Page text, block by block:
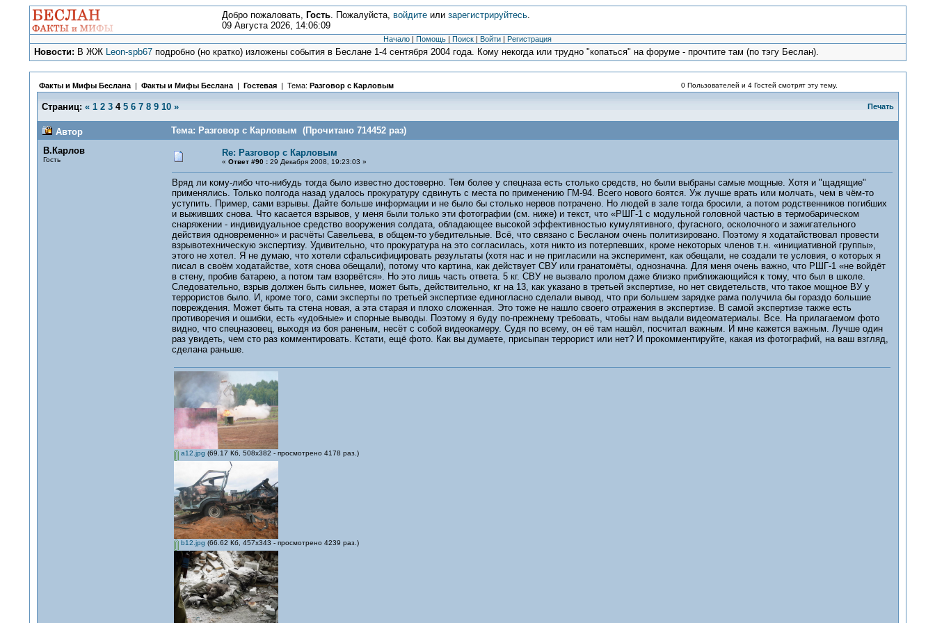
Добро пожаловать, Гость. Пожалуйста, войдитеили зарегистрируйтесь.
09 Августа 2026, 14:06:09
Начало | Помощь | Поиск | Войти | Регистрация
Новости: В ЖЖ Leon-spb67 подробно (но кратко) изложены события в Беслане 1-4 сентября 2004 года. Кому некогда или трудно "копаться" на форуме - прочтите там (по тэгу Беслан).
Факты и Мифы Беслана| Факты и Мифы Беслана| Гостевая | Тема: Разговор с Карловым 0 Пользователей и 4 Гостей смотрят эту тему.
Страниц: « 1 2 3 4 5 6 7 8 9 10 » Печать
Автор
Тема: Разговор с Карловым (Прочитано 714452 раз)
В.Карлов
Гость
Re: Разговор с Карловым
« Ответ #90 :29 Декабря 2008, 19:23:03 »
Вряд ли кому-либо что-нибудь тогда было известно достоверно. Тем более у спецназа есть столько средств, но были выбраны самые мощные. Хотя и "щадящие"
применялись. Только полгода назад удалось прокуратуру сдвинуть с места по применению ГМ-94. Всего нового боятся. Уж лучше врать или молчать, чем в чём-то
уступить. Пример, сами взрывы. Дайте больше информации и не было бы столько нервов потрачено. Но людей в зале тогда бросили, а потом родственников погибших
и выживших снова. Что касается взрывов, у меня были только эти фотографии (см. ниже) и текст, что «РШГ-1 с модульной головной частью в термобарическом
снаряжении - индивидуальное средство вооружения солдата, обладающее высокой эффективностью кумулятивного, фугасного, осколочного и зажигательного
действия одновременно» и расчёты Савельева, в общем-то убедительные. Всё, что связано с Бесланом очень политизировано. Поэтому я ходатайствовал провести
взрывотехническую экспертизу. Удивительно, что прокуратура на это согласилась, хотя никто из потерпевших, кроме некоторых членов т.н. «инициативной группы»,
этого не хотел. Я не думаю, что хотели сфальсифицировать результаты (хотя нас и не пригласили на эксперимент, как обещали, не создали те условия, о которых я
писал в своём ходатайстве, хотя снова обещали), потому что картина, как действует СВУ или гранатомёты, однозначна. Для меня очень важно, что РШГ-1 «не войдёт
в стену, пробив батарею, а потом там взорвётся». Но это лишь часть ответа. 5 кг. СВУ не вызвало пролом даже близко приближающийся к тому, что был в школе.
Следовательно, взрыв должен быть сильнее, может быть, действительно, кг на 13, как указано в третьей экспертизе, но нет свидетельств, что такое мощное ВУ у
террористов было. И, кроме того, сами эксперты по третьей экспертизе единогласно сделали вывод, что при большем зарядке рама получила бы гораздо большие
повреждения. Может быть та стена новая, а эта старая и плохо сложенная. Это тоже не нашло своего отражения в экспертизе. В самой экспертизе также есть
противоречия и ошибки, есть «удобные» и спорные выводы. Поэтому я буду по-прежнему требовать, чтобы нам выдали видеоматериалы. Все. На прилагаемом фото
видно, что спецназовец, выходя из боя раненым, несёт с собой видеокамеру. Судя по всему, он её там нашёл, посчитал важным. И мне кажется важным. Лучше один
раз увидеть, чем сто раз комментировать. Кстати, ещё фото. Как вы думаете, присыпан террорист или нет? И прокомментируйте, какая из фотографий, на ваш взгляд,
сделана раньше.
a12.jpg (69.17 Кб, 508x382 - просмотрено 4178 раз.)
b12.jpg (66.62 Кб, 457x343 - просмотрено 4239 раз.)